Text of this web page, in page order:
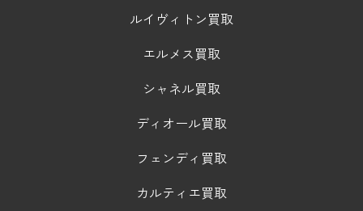
ルイヴィトン買取
エルメス買取
シャネル買取
ディオール買取
フェンディ買取
カルティエ買取